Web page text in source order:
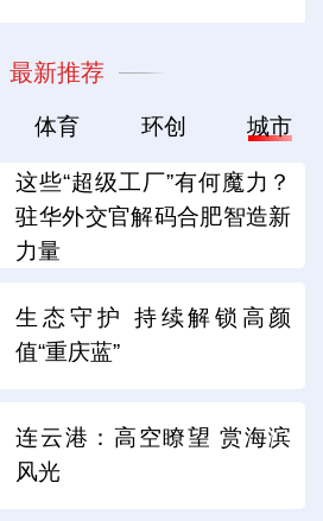
最新推荐
体育 环创 城市
这些“超级工厂”有何魔力？
驻华外交官解码合肥智造新
力量
生态守护 持续解锁高颜
值“重庆蓝”
连云港：高空瞭望 赏海滨
风光